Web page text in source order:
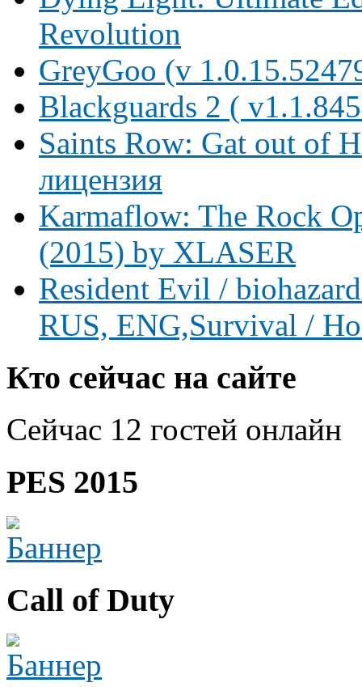
Revolution
GreyGoo (v
Blackguards 2 (
Saints Row: Gat out of
лицензия
Karmaflow: The Rock
(2015) by XLASER
Resident Evil /
RUS, ENG,Survival /
Кто сейчас на сайте
Сейчас 12 гостей онлайн
PES 2015
Call of Duty